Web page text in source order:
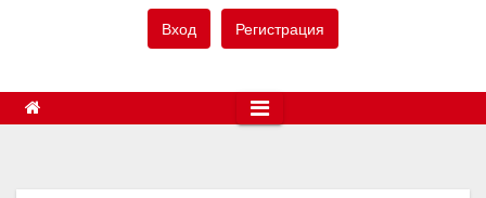
Вход Регистрация